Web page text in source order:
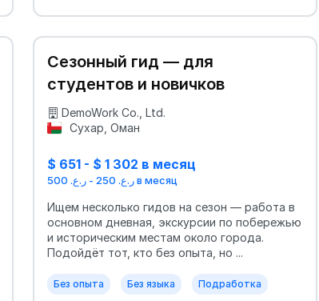
Сезонный гид — для
студентов и новичков
DemoWork Co., Ltd.
Сухар, Оман
$ 651 - $ 1 302 в месяц
ر.ع. 250 - ر.ع. 500 в месяц
Ищем несколько гидов на сезон — работа в
основном дневная, экскурсии по побережью
и историческим местам около города.
Подойдёт тот, кто без опыта, но ...
Без опыта Без языка Подработка